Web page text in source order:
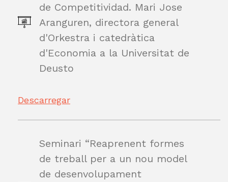
de Competitividad. Mari Jose
Aranguren, directora general
d'Orkestra i catedràtica
d'Economia a la Universitat de
Deusto
Descarregar
Seminari “Reaprenent formes
de treball per a un nou model
de desenvolupament